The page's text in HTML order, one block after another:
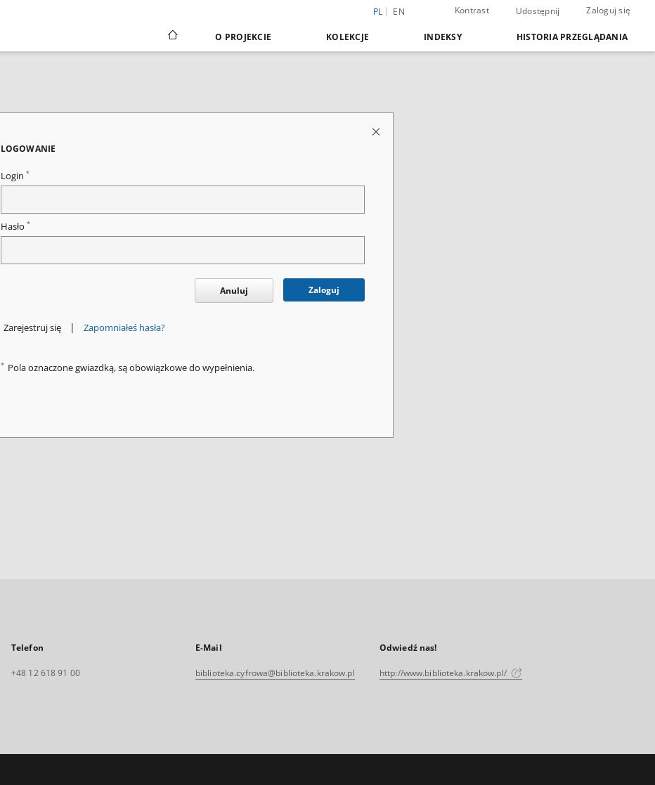
PL EN Kontrast Udostępnij Zaloguj się
O PROJEKCIE KOLEKCJE INDEKSY HISTORIA PRZEGLĄDANIA
LOGOWANIE
Login *
Hasło *
Anuluj Zaloguj
Zarejestruj się | Zapomniałeś hasła?
* Pola oznaczone gwiazdką, są obowiązkowe do wypełnienia.
Telefon
+48 12 618 91 00
E-Mail
biblioteka.cyfrowa@biblioteka.krakow.pl
Odwiedź nas!
http://www.biblioteka.krakow.pl/